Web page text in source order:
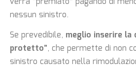
nessun sinistro.
Se prevedibile, meglio inserire la
protetto”, che permette di non
sinistro causato nella